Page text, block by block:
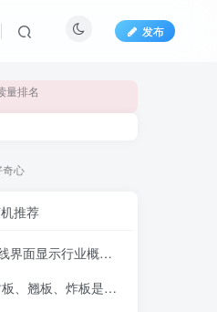
发布
量排名
奇心
推荐
行业概念指标代码图解
么意思？炒股你必须懂的暗语！